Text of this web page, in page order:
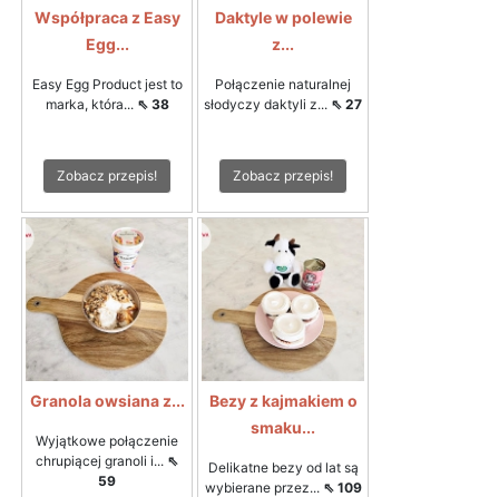
Współpraca z Easy
Egg...
Easy Egg Product jest to
marka, która... ⇖ 38
Zobacz przepis!
Daktyle w polewie
z...
Połączenie naturalnej
słodyczy daktyli z... ⇖ 27
Zobacz przepis!
Granola owsiana z...
Wyjątkowe połączenie
chrupiącej granoli i... ⇖
59
Bezy z kajmakiem o
smaku...
Delikatne bezy od lat są
wybierane przez... ⇖ 109